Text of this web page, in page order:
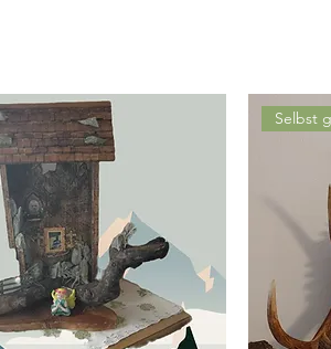
Selbst